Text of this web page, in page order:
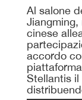
Al salone
cinese
accordo
Stellantis